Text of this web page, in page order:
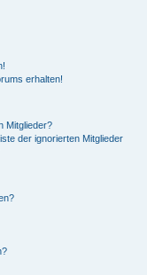
erhalten!
Mitglieder?
der ignorierten Mitglieder